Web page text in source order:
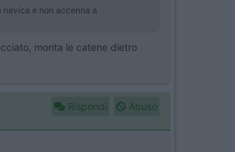
nevica e non accenna a
monta le catene dietro
Rispondi Abuso